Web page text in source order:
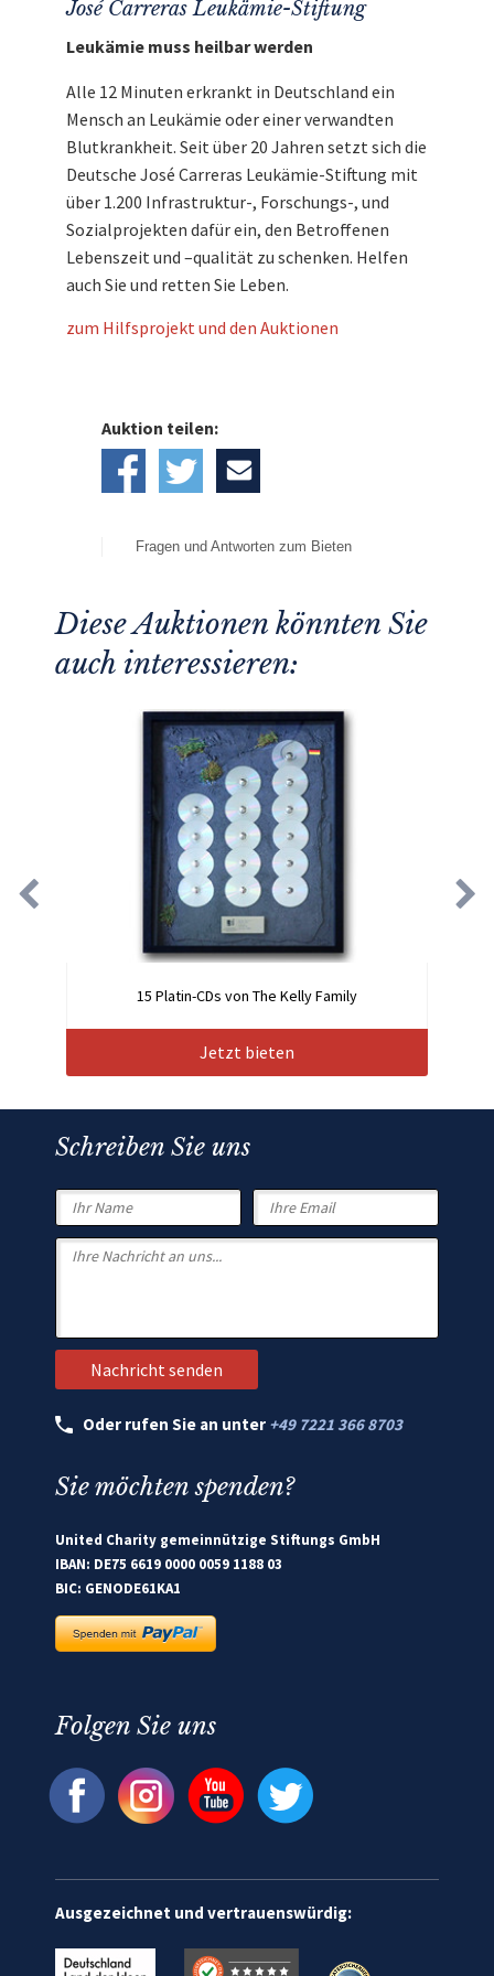
José Carreras Leukämie-Stiftung
Leukämie muss heilbar werden
Alle 12 Minuten erkrankt in Deutschland ein
Mensch an Leukämie oder einer verwandten
Blutkrankheit. Seit über 20 Jahren setzt sich die
Deutsche José Carreras Leukämie-Stiftung mit
über 1.200 Infrastruktur-, Forschungs-, und
Sozialprojekten dafür ein, den Betroffenen
Lebenszeit und –qualität zu schenken. Helfen
auch Sie und retten Sie Leben.
zum Hilfsprojekt und den Auktionen
Auktion teilen:
Fragen und Antworten zum Bieten
Diese Auktionen könnten Sie
auch interessieren:
15 Platin-CDs von The Kelly Family
Jetzt bieten
Schreiben Sie uns
Oder rufen Sie an unter +49 7221 366 8703
Sie möchten spenden?
United Charity gemeinnützige Stiftungs GmbH
IBAN: DE75 6619 0000 0059 1188 03
BIC: GENODE61KA1
Folgen Sie uns
Ausgezeichnet und vertrauenswürdig: